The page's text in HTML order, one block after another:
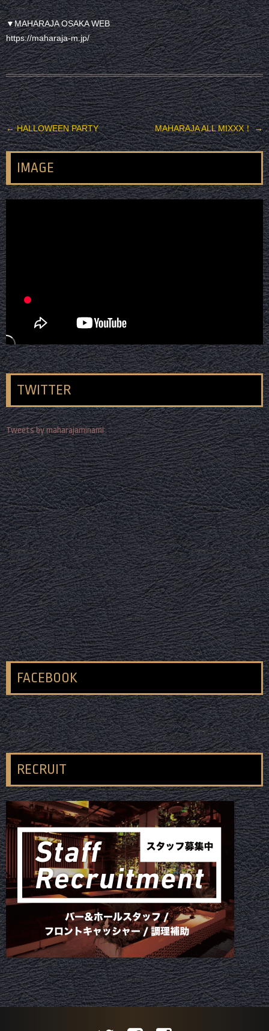
▼MAHARAJA OSAKA WEB
https://maharaja-m.jp/
投稿ナビゲーション
←HALLOWEEN PARTY MAHARAJA ALL MIXXX！→
IMAGE
TWITTER
Tweets by maharajaminami
FACEBOOK
RECRUIT